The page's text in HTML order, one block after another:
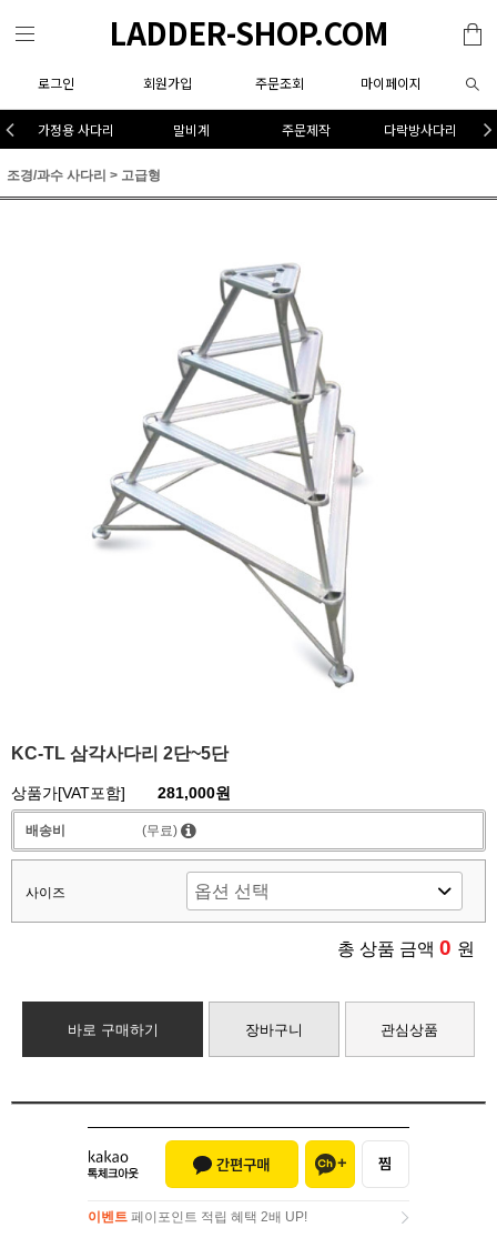
LADDER-SHOP.COM
로그인 회원가입 주문조회 마이페이지
가정용 사다리 말비계 주문제작 다락방사다리
조경/과수 사다리 > 고급형
KC-TL 삼각사다리 2단~5단
상품가[VAT포함] 281,000원
배송비 (무료)
사이즈
총 상품 금액 0 원
바로 구매하기 장바구니 관심상품
이벤트 페이포인트 적립 혜택 2배 UP!